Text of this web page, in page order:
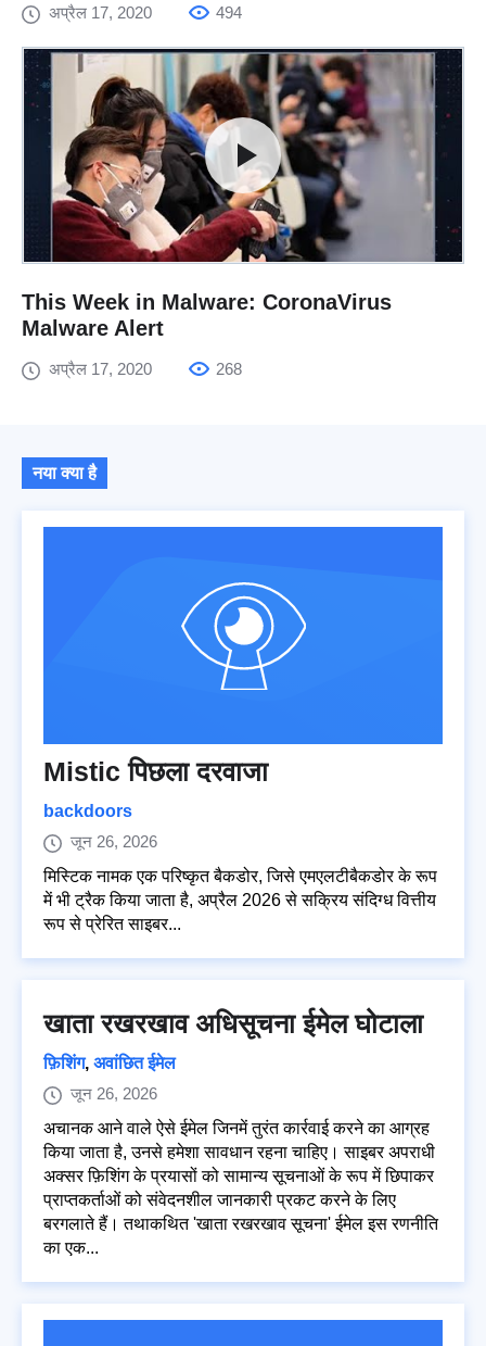
अप्रैल 17, 2020 494
This Week in Malware: CoronaVirus
Malware Alert
अप्रैल 17, 2020 268
नया क्या है
Mistic पिछला दरवाजा
backdoors
जून 26, 2026
मिस्टिक नामक एक परिष्कृत बैकडोर, जिसे एमएलटीबैकडोर के रूप
में भी ट्रैक किया जाता है, अप्रैल 2026 से सक्रिय संदिग्ध वित्तीय
रूप से प्रेरित साइबर...
खाता रखरखाव अधिसूचना ईमेल घोटाला
फ़िशिंग, अवांछित ईमेल
जून 26, 2026
अचानक आने वाले ऐसे ईमेल जिनमें तुरंत कार्रवाई करने का आग्रह
किया जाता है, उनसे हमेशा सावधान रहना चाहिए। साइबर अपराधी
अक्सर फ़िशिंग के प्रयासों को सामान्य सूचनाओं के रूप में छिपाकर
प्राप्तकर्ताओं को संवेदनशील जानकारी प्रकट करने के लिए
बरगलाते हैं। तथाकथित 'खाता रखरखाव सूचना' ईमेल इस रणनीति
का एक...